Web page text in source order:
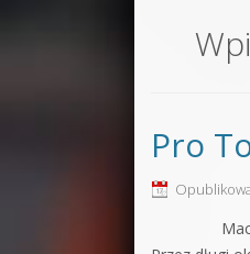
Pro